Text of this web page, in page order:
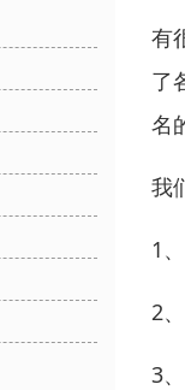
有
了
名
我
1
2
3